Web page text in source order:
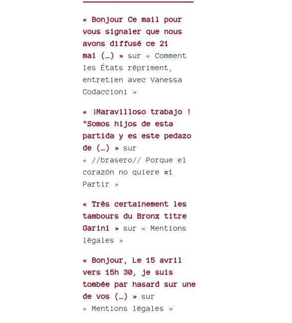
« Bonjour Ce mail pour
vous signaler que nous
avons diffusé ce 21
mai (…) » sur « Comment
les États répriment,
entretien avec Vanessa
Codaccioni »
« ¡Maravilloso trabajo !
"Somos hijos de esta
partida y es este pedazo
de (…) » sur
« //brasero// Porque el
corazón no quiere #1
Partir »
« Très certainement les
tambours du Bronx titre
Garini » sur « Mentions
légales »
« Bonjour, Le 15 avril
vers 15h 30, je suis
tombée par hasard sur une
de vos (…) » sur
« Mentions légales »